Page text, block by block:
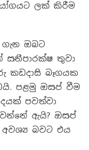
ලක් කිරීම
ඔබට
සනීපාරක්ෂ තුවා
කඩදාසි බෑගයක
පළමු ඔසප් වීම
පවත්වා
ඇයි? ඔසප්
බවට එය